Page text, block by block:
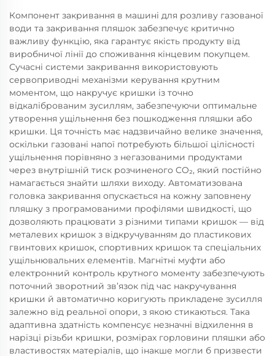
Компонент закривання в машині для розливу газованої
води та закривання пляшок забезпечує критично
важливу функцію, яка гарантує якість продукту від
виробничої лінії до споживання кінцевим покупцем.
Сучасні системи закривання використовують
сервоприводні механізми керування крутним
моментом, що накручує кришки із точно
відкаліброваним зусиллям, забезпечуючи оптимальне
утворення ущільнення без пошкодження пляшки або
кришки. Ця точність має надзвичайно велике значення,
оскільки газовані напої потребують більшої цілісності
ущільнення порівняно з негазованими продуктами
через внутрішній тиск розчиненого CO₂, який постійно
намагається знайти шляхи виходу. Автоматизована
головка закривання опускається на кожну заповнену
пляшку з програмованими профілями швидкості, що
дозволяють працювати з різними типами кришок — від
металевих кришок з відкручуванням до пластикових
гвинтових кришок, спортивних кришок та спеціальних
ущільнювальних елементів. Магнітні муфти або
електронний контроль крутного моменту забезпечують
поточний зворотний зв’язок під час накручування
кришки й автоматично коригують прикладене зусилля
залежно від реальної опори, з якою стикаються. Така
адаптивна здатність компенсує незначні відхилення в
нарізці різьби кришки, розмірах горловини пляшки або
властивостях матеріалів, що інакше могли б призвести